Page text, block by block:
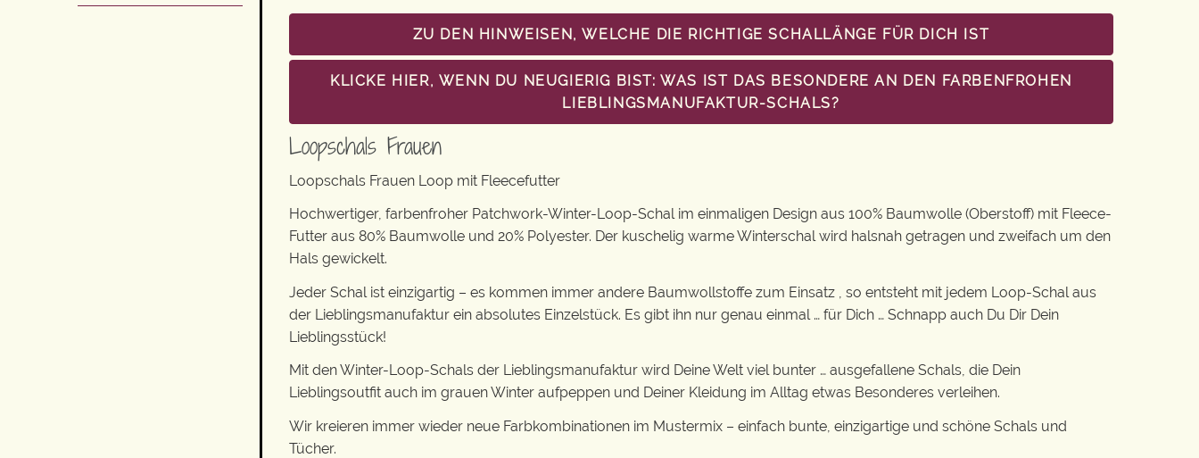
ZU DEN HINWEISEN, WELCHE DIE RICHTIGE SCHALLÄNGE FÜR DICH IST
KLICKE HIER, WENN DU NEUGIERIG BIST: WAS IST DAS BESONDERE AN DEN FARBENFROHEN
LIEBLINGSMANUFAKTUR-SCHALS?
Loopschals Frauen
Loopschals Frauen Loop mit Fleecefutter
Hochwertiger, farbenfroher Patchwork-Winter-Loop-Schal im einmaligen Design aus 100% Baumwolle (Oberstoff) mit Fleece-
Futter aus 80% Baumwolle und 20% Polyester. Der kuschelig warme Winterschal wird halsnah getragen und zweifach um den
Hals gewickelt.
Jeder Schal ist einzigartig – es kommen immer andere Baumwollstoffe zum Einsatz , so entsteht mit jedem Loop-Schal aus
der Lieblingsmanufaktur ein absolutes Einzelstück. Es gibt ihn nur genau einmal … für Dich … Schnapp auch Du Dir Dein
Lieblingsstück!
Mit den Winter-Loop-Schals der Lieblingsmanufaktur wird Deine Welt viel bunter … ausgefallene Schals, die Dein
Lieblingsoutfit auch im grauen Winter aufpeppen und Deiner Kleidung im Alltag etwas Besonderes verleihen.
Wir kreieren immer wieder neue Farbkombinationen im Mustermix – einfach bunte, einzigartige und schöne Schals und
Tücher.